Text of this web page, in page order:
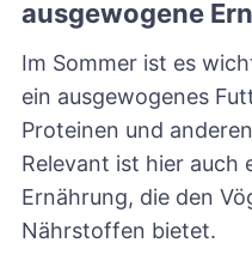
ausgewogene
Im Sommer ist es
ein ausgewogenes
Proteinen und
Relevant ist hier auch
Ernährung, die den
Nährstoffen bietet.